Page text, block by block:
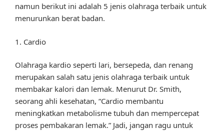
namun berikut ini adalah 5 jenis olahraga terbaik untuk
menurunkan berat badan.
1. Cardio
Olahraga kardio seperti lari, bersepeda, dan renang
merupakan salah satu jenis olahraga terbaik untuk
membakar kalori dan lemak. Menurut Dr. Smith,
seorang ahli kesehatan, “Cardio membantu
meningkatkan metabolisme tubuh dan mempercepat
proses pembakaran lemak.” Jadi, jangan ragu untuk